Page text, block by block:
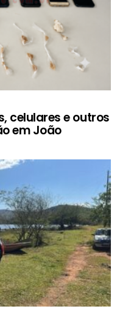
celulares e outros
em João